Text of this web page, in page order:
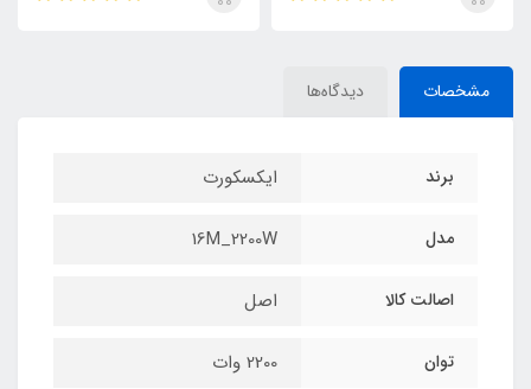
مشخصات دیدگاه‌ها
برند ایکسکورت
مدل 16M_2200W
اصالت کالا اصل
توان 2200 وات